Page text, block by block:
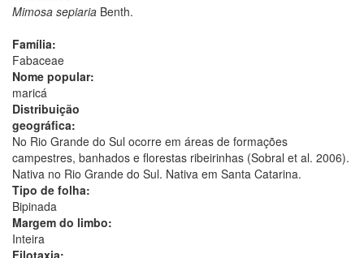
Mimosa sepiaria Benth.
Família:
Fabaceae
Nome popular:
maricá
Distribuição
geográfica:
No Rio Grande do Sul ocorre em áreas de formações
campestres, banhados e florestas ribeirinhas (Sobral et al. 2006).
Nativa no Rio Grande do Sul. Nativa em Santa Catarina.
Tipo de folha:
Bipinada
Margem do limbo:
Inteira
Filotaxia: